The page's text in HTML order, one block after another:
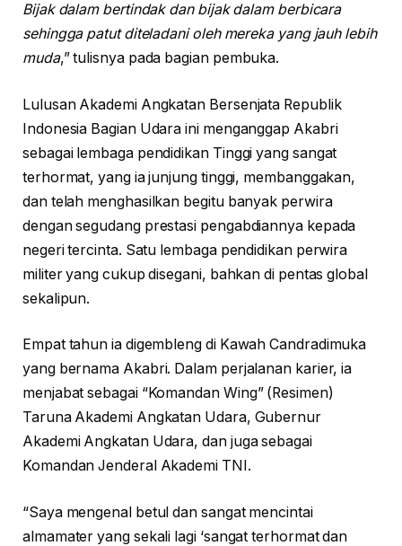
Bijak dalam bertindak dan bijak dalam berbicara
sehingga patut diteladani oleh mereka yang jauh lebih
muda,” tulisnya pada bagian pembuka.
Lulusan Akademi Angkatan Bersenjata Republik
Indonesia Bagian Udara ini menganggap Akabri
sebagai lembaga pendidikan Tinggi yang sangat
terhormat, yang ia junjung tinggi, membanggakan,
dan telah menghasilkan begitu banyak perwira
dengan segudang prestasi pengabdiannya kepada
negeri tercinta. Satu lembaga pendidikan perwira
militer yang cukup disegani, bahkan di pentas global
sekalipun.
Empat tahun ia digembleng di Kawah Candradimuka
yang bernama Akabri. Dalam perjalanan karier, ia
menjabat sebagai “Komandan Wing” (Resimen)
Taruna Akademi Angkatan Udara, Gubernur
Akademi Angkatan Udara, dan juga sebagai
Komandan Jenderal Akademi TNI.
“Saya mengenal betul dan sangat mencintai
almamater yang sekali lagi ‘sangat terhormat dan